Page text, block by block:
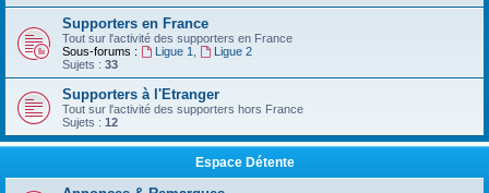
Supporters en France
Tout sur l'activité des supporters en France
Sous-forums :
Ligue 1
Ligue 2
Sujets : 33
Supporters à l'Etranger
Tout sur l'activité des supporters hors France
Sujets : 12
Espace Détente